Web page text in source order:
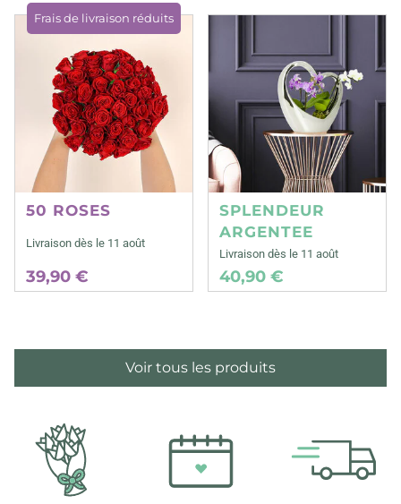
Frais de livraison réduits
50 ROSES
Livraison dès le 11 août
39,90 €
SPLENDEUR
ARGENTEE
Livraison dès le 11 août
40,90 €
Voir tous les produits